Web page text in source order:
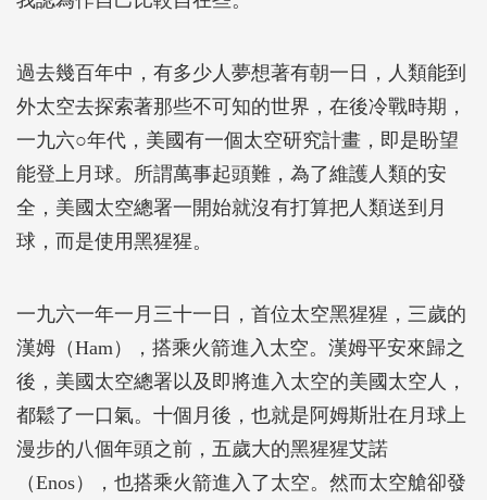
過去幾百年中，有多少人夢想著有朝一日，人類能到
外太空去探索著那些不可知的世界，在後冷戰時期，
一九六○年代，美國有一個太空研究計畫，即是盼望
能登上月球。所謂萬事起頭難，為了維護人類的安
全，美國太空總署一開始就沒有打算把人類送到月
球，而是使用黑猩猩。
一九六一年一月三十一日，首位太空黑猩猩，三歲的
漢姆（Ham），搭乘火箭進入太空。漢姆平安來歸之
後，美國太空總署以及即將進入太空的美國太空人，
都鬆了一口氣。十個月後，也就是阿姆斯壯在月球上
漫步的八個年頭之前，五歲大的黑猩猩艾諾
（Enos），也搭乘火箭進入了太空。然而太空艙卻發